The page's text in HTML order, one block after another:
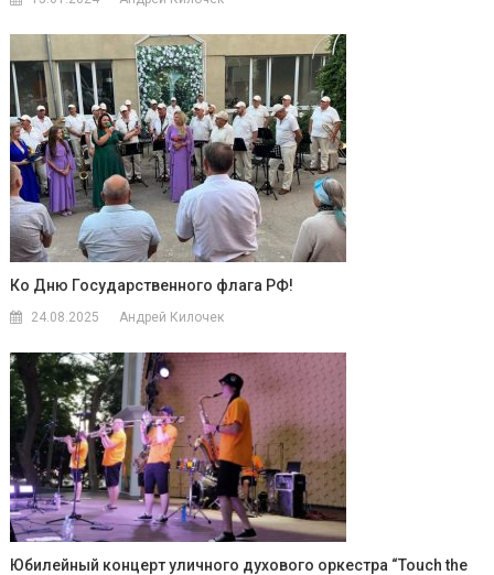
Ко Дню Государственного флага РФ!
24.08.2025 Андрей Килочек
Юбилейный концерт уличного духового оркестра “Touch the